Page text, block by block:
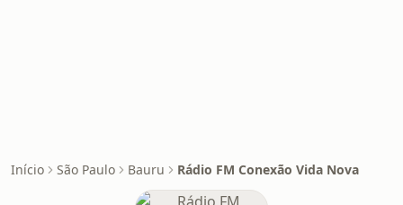
Início São Paulo Bauru Rádio FM Conexão Vida Nova